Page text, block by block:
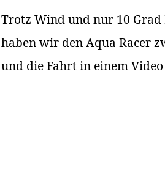
Trotz Wind und nur 10
haben wir den Aqua Racer
und die Fahrt in einem